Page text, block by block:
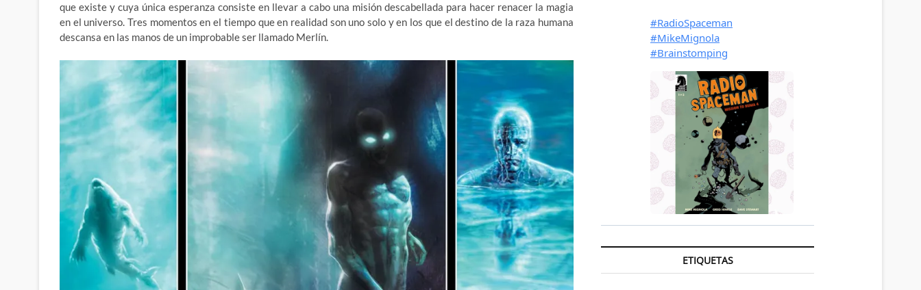
que existe y cuya única esperanza consiste en llevar a cabo una misión descabellada para hacer renacer la magia
en el universo. Tres momentos en el tiempo que en realidad son uno solo y en los que el destino de la raza humana
descansa en las manos de un improbable ser llamado Merlín.
ETIQUETAS